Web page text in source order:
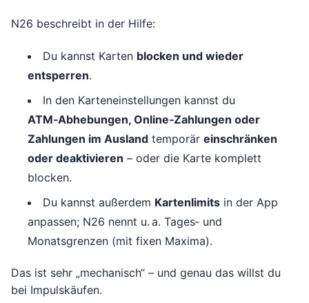
N26 beschreibt in der Hilfe:
Du kannst Karten blocken und wieder
entsperren.
In den Karteneinstellungen kannst du
ATM‑Abhebungen, Online‑Zahlungen oder
Zahlungen im Ausland temporär einschränken
oder deaktivieren – oder die Karte komplett
blocken.
Du kannst außerdem Kartenlimits in der App
anpassen; N26 nennt u. a. Tages‑ und
Monatsgrenzen (mit fixen Maxima).
Das ist sehr „mechanisch“ – und genau das willst du
bei Impulskäufen.